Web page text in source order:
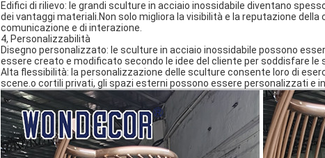
Edifici di rilievo: le grandi sculture in acciaio inossidabile diventano
dei vantaggi materiali.Non solo migliora la visibilità e la reputazione
comunicazione e di interazione.
4, Personalizzabilità
Disegno personalizzato: le sculture in acciaio inossidabile possono
essere creato e modificato secondo le idee del cliente per soddisfare le
Alta flessibilità: la personalizzazione delle sculture consente loro di
scene.o cortili privati, gli spazi esterni possono essere personalizzati e